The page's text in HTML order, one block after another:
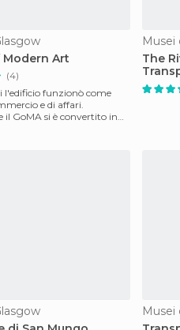
Modern Art
(4)
l'edificio funzionò come
e di affari.
GoMA si è convertito in
Musei
The
Musei